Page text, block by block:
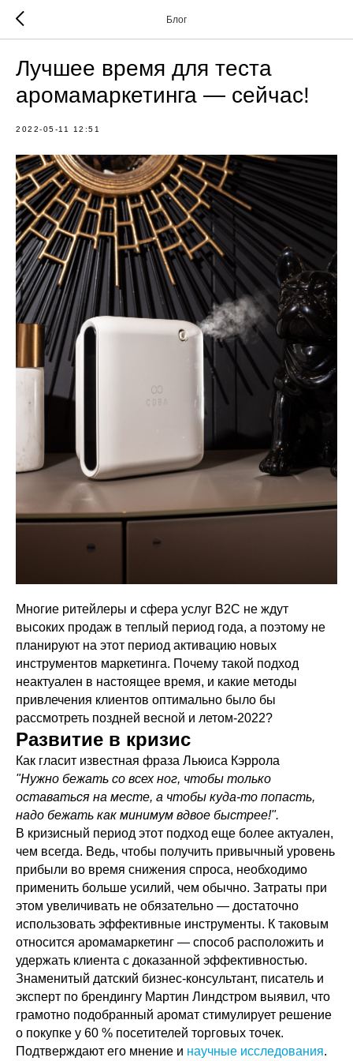
Блог
Лучшее время для теста
аромамаркетинга — сейчас!
2022-05-11 12:51
Многие ритейлеры и сфера услуг В2С не ждут
высоких продаж в теплый период года, а поэтому не
планируют на этот период активацию новых
инструментов маркетинга. Почему такой подход
неактуален в настоящее время, и какие методы
привлечения клиентов оптимально было бы
рассмотреть поздней весной и летом-2022?
Развитие в кризис
Как гласит известная фраза Льюиса Кэррола
"Нужно бежать со всех ног, чтобы только
оставаться на месте, а чтобы куда-то попасть,
надо бежать как минимум вдвое быстрее!".
В кризисный период этот подход еще более актуален,
чем всегда. Ведь, чтобы получить привычный уровень
прибыли во время снижения спроса, необходимо
применить больше усилий, чем обычно. Затраты при
этом увеличивать не обязательно — достаточно
использовать эффективные инструменты. К таковым
относится аромамаркетинг — способ расположить и
удержать клиента с доказанной эффективностью.
Знаменитый датский бизнес-консультант, писатель и
эксперт по брендингу Мартин Линдстром выявил, что
грамотно подобранный аромат стимулирует решение
о покупке у 60 % посетителей торговых точек.
Подтверждают его мнение и научные исследования.